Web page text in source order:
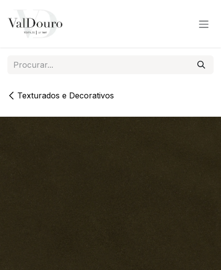
Texturados e Decorativos